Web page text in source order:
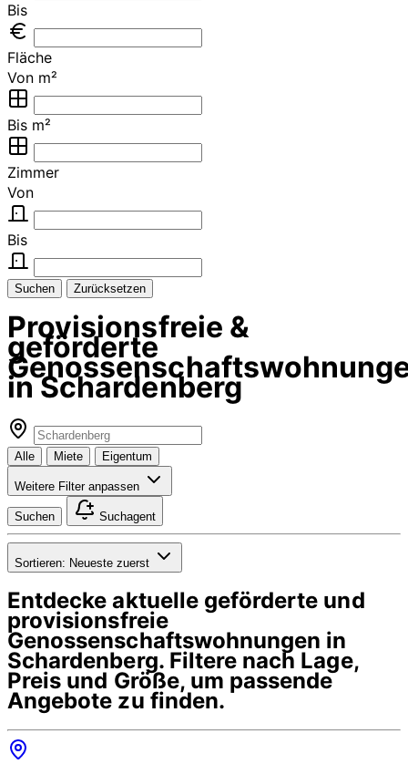
Bis
Fläche
Von m²
Bis m²
Zimmer
Von
Bis
Suchen Zurücksetzen
Provisionsfreie &
geförderte
in Schardenberg
Alle Miete Eigentum
Weitere Filter anpassen
Suchen Suchagent
Sortieren: Neueste zuerst
Entdecke aktuelle geförderte und
provisionsfreie
Genossenschaftswohnungen in
Schardenberg. Filtere nach Lage,
Preis und Größe, um passende
Angebote zu finden.